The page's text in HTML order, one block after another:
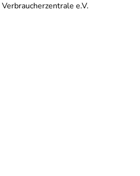
Verbraucherzentrale e.V.